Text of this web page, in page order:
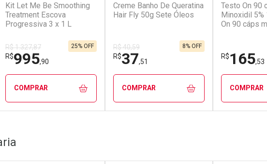
Kit Let Me Be Smoothing
Treatment Escova
Progressiva 3 x 1 L
R$ 1.327,87
R$995,90
25% OFF
COMPRAR
Laboratório
Por Menos
Creme Banho De Queratina
Hair Fly 50g Sete Óleos
R$ 40,59
R$37,51
8% OFF
COMPRAR
Testo On 90
Minoxidil 5%
On 90 cáps
R$165,53
COMPRAR